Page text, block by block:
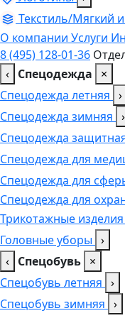
Текстиль/Мягкий
О компании Услуги
8 (495) 128-01-36
‹ Спецодежда
×
Спецодежда летняя ›
Спецодежда зимняя ›
Спецодежда
Спецодежда для
Спецодежда для
Спецодежда для
Трикотажные изделия
Головные уборы ›
‹ Спецобувь ×
Спецобувь летняя ›
Спецобувь зимняя ›